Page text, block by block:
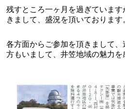
残すところ一ヶ月を過ぎていま
きまして、盛況を頂いております
各方面からご参加を頂きまして
方もいまして、井笠地域の魅力を